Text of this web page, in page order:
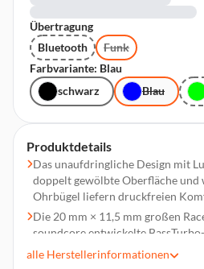
Produktdetails
Das unaufdringliche Design mit
doppelt gewölbte Oberfläche und
Ohrbügel liefern druckfreien
Die 20 mm × 11,5 mm großen
soundcore entwickelte
tiefe Bässe, klare Mitten und
alle Herstellerinformationen
Übertragung
Bluetooth
Funk
Farbvariante: Blau
schwarz
Blau